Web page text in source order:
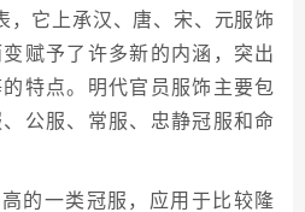
，它上承汉、唐、宋、元服饰
赋予了许多新的内涵，突出
特点。明代官员服饰主要包
公服、常服、忠静冠服和命
的一类冠服，应用于比较隆